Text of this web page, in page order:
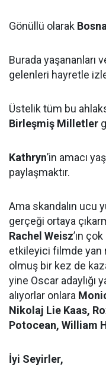
Gönüllü olarak Bosna
Burada yaşananları
gelenleri hayretle
Üstelik tüm bu
Birleşmiş Milletler
Kathryn’in amacı
paylaşmaktır.
Ama skandalın ucu
gerçeği ortaya
Rachel Weisz’ın
etkileyici filmde yan
olmuş bir kez de
yine Oscar adaylığı
alıyorlar onlara
Nikolaj Lie Kaas,
Potocean, William
İyi Seyirler,